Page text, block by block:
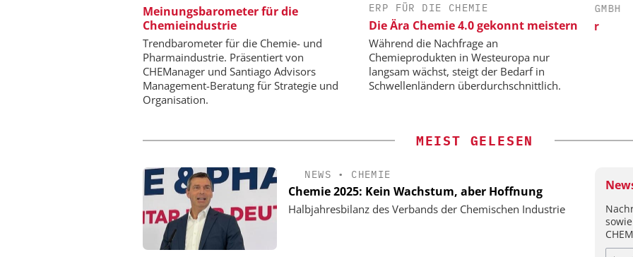
Meinungsbarometer für die
Chemieindustrie
Trendbarometer für die Chemie- und
Pharmaindustrie. Präsentiert von
CHEManager und Santiago Advisors
Management-Beratung für Strategie und
Organisation.
ERP FÜR DIE CHEMIE
Die Ära Chemie 4.0 gekonnt meistern
Während die Nachfrage an
Chemieprodukten in Westeuropa nur
langsam wächst, steigt der Bedarf in
Schwellenländern überdurchschnittlich.
FETTE COMPACTING GMBH
Kleine Probe, große Wirkung
DIPL.-ING. WILHELM SCHMIDT GMBH
Skalierbar vom Labor bis zur
Produktion
MEIST GELESEN
NEWS • CHEMIE
Chemie 2025: Kein Wachstum, aber Hoffnung
Halbjahresbilanz des Verbands der Chemischen Industrie